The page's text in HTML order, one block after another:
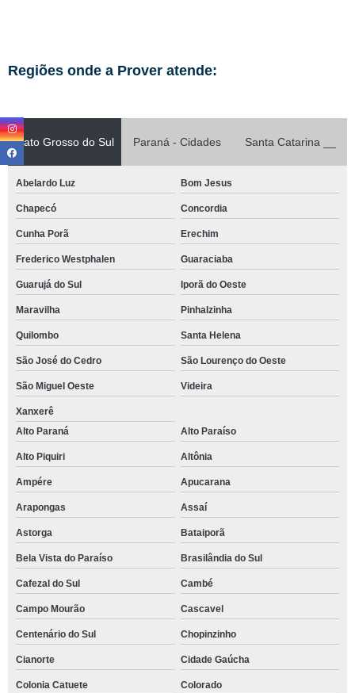
Regiões onde a Prover atende:
Mato Grosso do Sul Paraná - Cidades Santa Catarina __
Abelardo Luz Bom Jesus
Chapecó Concordia
Cunha Porã Erechim
Frederico Westphalen Guaraciaba
Guarujá do Sul Iporã do Oeste
Maravilha Pinhalzinha
Quilombo Santa Helena
São José do Cedro São Lourenço do Oeste
São Miguel Oeste Videira
Xanxerê
Alto Paraná
Alto Paraíso
Alto Piquiri Altônia
Ampére Apucarana
Arapongas Assaí
Astorga Bataiporã
Bela Vista do Paraíso Brasilândia do Sul
Cafezal do Sul Cambé
Campo Mourão Cascavel
Centenário do Sul Chopinzinho
Cianorte Cidade Gaúcha
Colonia Catuete Colorado